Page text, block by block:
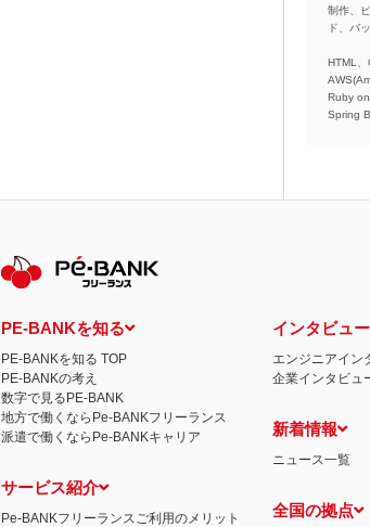
制作、
ド、バ
HTML
Ruby
Spring
PE-BANKを知る
PE-BANKを知る TOP
PE-BANKの考え
数字で見るPE-BANK
地方で働くならPe-BANKフリーランス
派遣で働くならPe-BANKキャリア
サービス紹介
Pe-BANKフリーランスご利用のメリット
インタビュー
エンジニアイン
企業インタビュ
新着情報
ニュース一覧
全国の拠点